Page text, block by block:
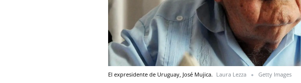
El expresidente de Uruguay, José Mujica. Laura Lezza
Getty Images